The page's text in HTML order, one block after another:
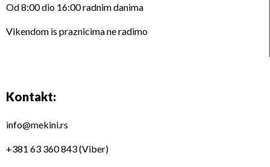
Od 8:00 dio 16:00 radnim danima
Vikendom is praznicima ne radimo
Kontakt:
info@mekini.rs
+381 63 360 843 (Viber)